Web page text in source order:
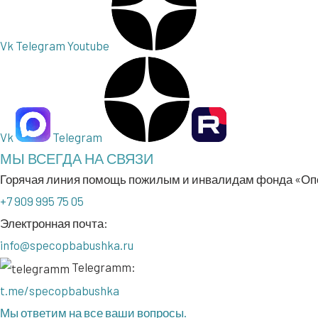
Vk Telegram Youtube
Vk Telegram
МЫ ВСЕГДА НА СВЯЗИ
Горя­чая линия помощь пожи­лым и инва­ли­дам фон­да
+7 909 995 75 05
Элек­трон­ная поч­та:
info@specopbabushka.ru
Telegramm:
t.me/specopbabushka
Мы отве­тим на все ваши вопросы.